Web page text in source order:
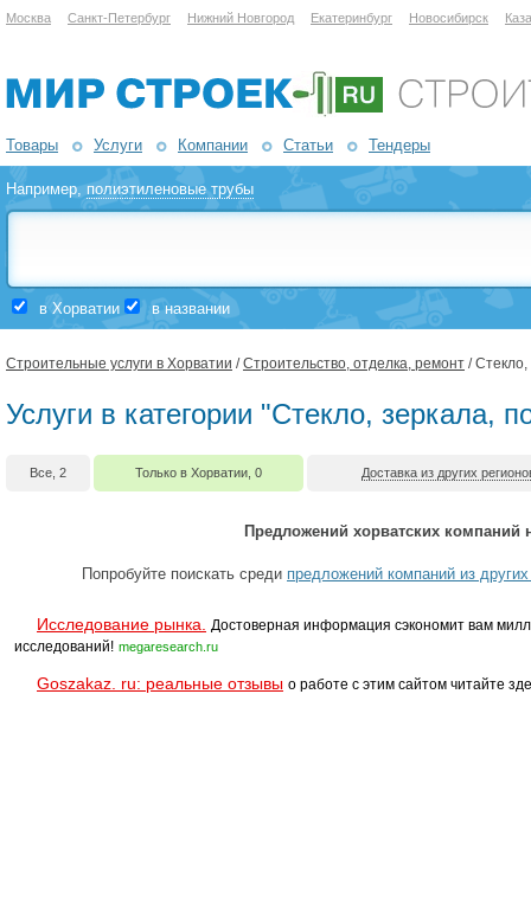
Москва Санкт-Петербург Нижний Новгород Екатеринбург Новосибирск
Товары Услуги Компании Статьи Тендеры
Например,полиэтиленовые трубы
в Хорватии в названии
Строительные услуги в Хорватии /Строительство, отделка, ремонт / Стекло,
Услуги в категории "Стекло, зеркала,
Все, 2 Только в Хорватии, 0 Доставка из других
Предложений хорватских компаний
Попробуйте поискать среди предложений компаний из
Исследование рынка.
Достоверная информация сэкономит вам
исследований! megaresearch.ru
Goszakaz. ru: реальные отзывы о работе с этим сайтом читайте